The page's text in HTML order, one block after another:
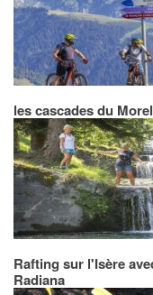
les cascades du
Rafting sur l'Isère
Radiana